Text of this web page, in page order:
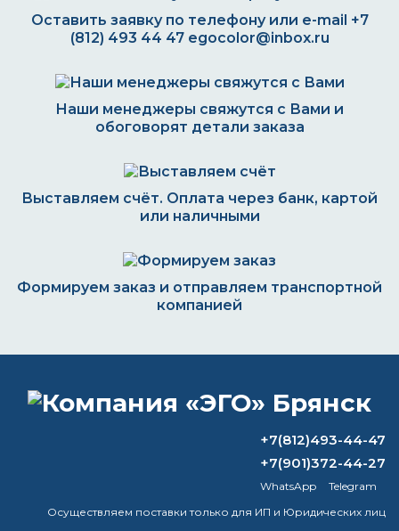
Оставить заявку по телефону или e-mail +7
(812) 493 44 47 egocolor@inbox.ru
Наши менеджеры свяжутся с Вами и
обоговорят детали заказа
Выставляем счёт. Оплата через банк, картой
или наличными
Формируем заказ и отправляем транспортной
компанией
ВОПРОС-ОТВЕТ
Как водоотталкивающая пропитка
Чем хороши алкидные краски?
+7(812)493-44-47
+7(901)372-44-27
WhatsApp
Telegram
Осуществляем поставки только для ИП и Юридических лиц